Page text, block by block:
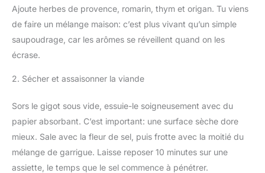
Ajoute herbes de provence, romarin, thym et origan. Tu viens
de faire un mélange maison: c’est plus vivant qu’un simple
saupoudrage, car les arômes se réveillent quand on les
écrase.
2. Sécher et assaisonner la viande
Sors le gigot sous vide, essuie-le soigneusement avec du
papier absorbant. C’est important: une surface sèche dore
mieux. Sale avec la fleur de sel, puis frotte avec la moitié du
mélange de garrigue. Laisse reposer 10 minutes sur une
assiette, le temps que le sel commence à pénétrer.